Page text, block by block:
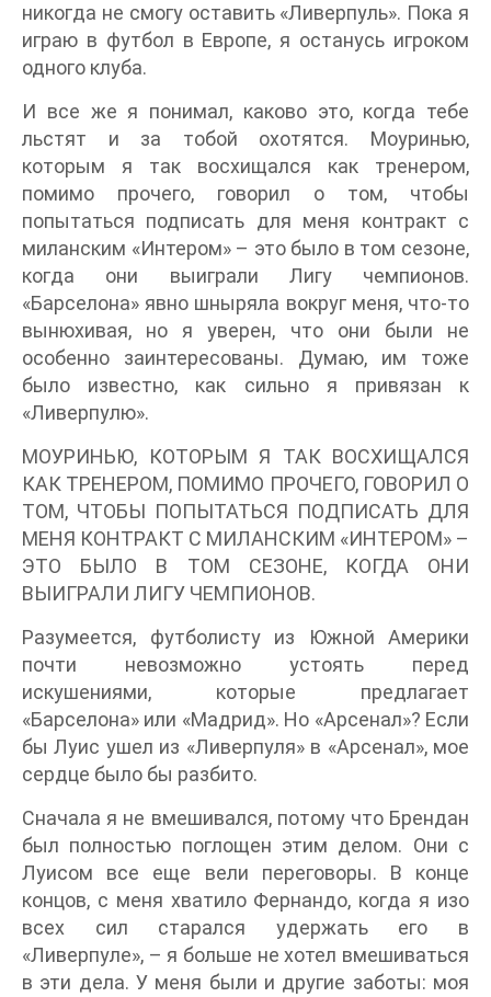
никогда не смогу оставить «Ливерпуль». Пока я
играю в футбол в Европе, я останусь игроком
одного клуба.
И все же я понимал, каково это, когда тебе
льстят и за тобой охотятся. Моуринью,
которым я так восхищался как тренером,
помимо прочего, говорил о том, чтобы
попытаться подписать для меня контракт с
миланским «Интером» – это было в том сезоне,
когда они выиграли Лигу чемпионов.
«Барселона» явно шныряла вокруг меня, что-то
вынюхивая, но я уверен, что они были не
особенно заинтересованы. Думаю, им тоже
было известно, как сильно я привязан к
«Ливерпулю».
МОУРИНЬЮ, КОТОРЫМ Я ТАК ВОСХИЩАЛСЯ
КАК ТРЕНЕРОМ, ПОМИМО ПРОЧЕГО, ГОВОРИЛ О
ТОМ, ЧТОБЫ ПОПЫТАТЬСЯ ПОДПИСАТЬ ДЛЯ
МЕНЯ КОНТРАКТ С МИЛАНСКИМ «ИНТЕРОМ» –
ЭТО БЫЛО В ТОМ СЕЗОНЕ, КОГДА ОНИ
ВЫИГРАЛИ ЛИГУ ЧЕМПИОНОВ.
Разумеется, футболисту из Южной Америки
почти невозможно устоять перед
искушениями, которые предлагает
«Барселона» или «Мадрид». Но «Арсенал»? Если
бы Луис ушел из «Ливерпуля» в «Арсенал», мое
сердце было бы разбито.
Сначала я не вмешивался, потому что Брендан
был полностью поглощен этим делом. Они с
Луисом все еще вели переговоры. В конце
концов, с меня хватило Фернандо, когда я изо
всех сил старался удержать его в
«Ливерпуле», – я больше не хотел вмешиваться
в эти дела. У меня были и другие заботы: моя